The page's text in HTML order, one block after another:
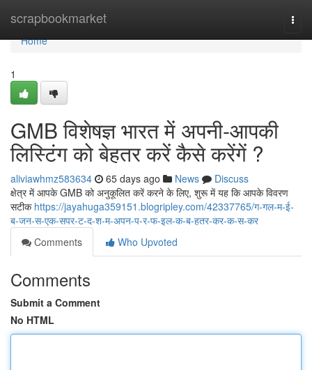
scrapbookmarket
Home
Home
1
GMB विशेषज्ञ भारत में अपनी-आपकी
लिस्टिंग को बेहतर करें कैसे करेंगें ?
aliviawhmz583634 65 days ago News
Discuss
क्षेत्र में आपके GMB को अनुकूलित करें करने के लिए, शुरू में यह कि आपके विवरण
सटीक https://jayahuga359151.blogripley.com/42337765/ग-गल-म-ई-
ब-जन-स-एक-सपर-ट-द-श-म-अपन-प-र-फ-इल-क-ब-हतर-कर-क-स-कर
Comments
Who Upvoted
Comments
Submit a Comment
No HTML